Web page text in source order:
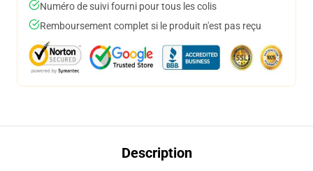
Numéro de suivi fourni pour tous les colis
Remboursement complet si le produit n'est pas reçu
Description